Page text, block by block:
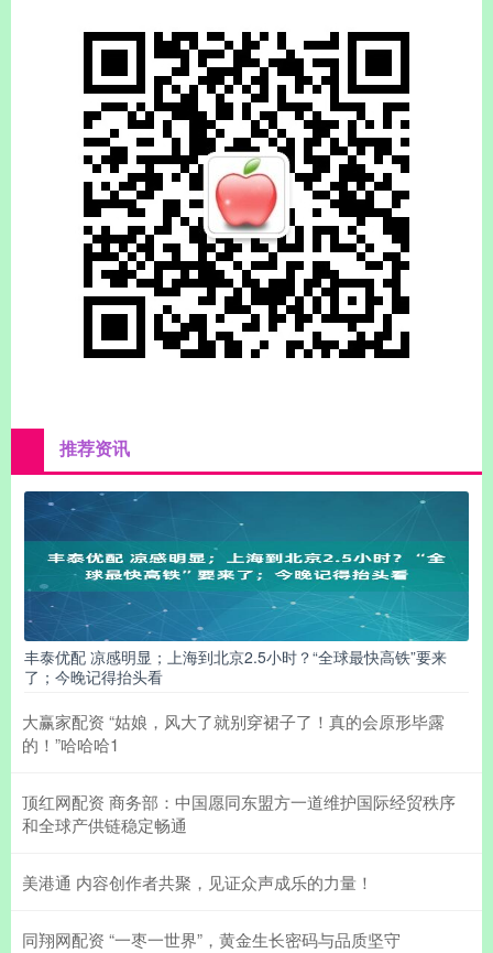
推荐资讯
丰泰优配 凉感明显；上海到北京2.5小时？“全球最快高铁”要来
了；今晚记得抬头看
大赢家配资 “姑娘，风大了就别穿裙子了！真的会原形毕露
的！”哈哈哈1
顶红网配资 商务部：中国愿同东盟方一道维护国际经贸秩序
和全球产供链稳定畅通
美港通 内容创作者共聚，见证众声成乐的力量！
同翔网配资 “一枣一世界”，黄金生长密码与品质坚守